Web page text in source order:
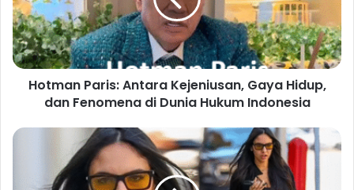
Hotman Paris: Antara Kejeniusan, Gaya Hidup,
dan Fenomena di Dunia Hukum Indonesia